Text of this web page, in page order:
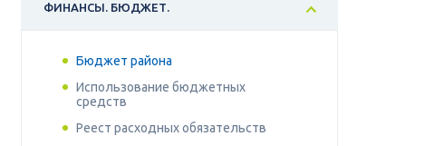
ФИНАНСЫ. БЮДЖЕТ.
Бюджет района
Использование бюджетных
средств
Реест расходных обязательств